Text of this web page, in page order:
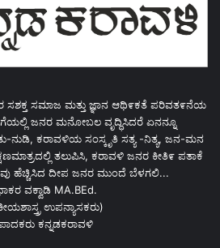
ಸಮಾಜ ಮತ್ತು ಜ್ಞಾನ ಆಥಿ೯ಕತೆ ಪರಿವತ೯ನೆಯ
ಜನರ ಮನೋಬಲ ವೃದ್ಧಿಸಿದರೆ ಏನನ್ನೂ
ನುಡಿ, ಕರಾವಳಿಯ ಸಂಸ್ಕೃತಿ ಸತ್ಯ -ನಿತ್ಯ, ಜನ-ಮನ
ತಲುಪಿಸಿ, ಕರಾವಳಿ ಜನರ ಕೀತಿ೯ ಪತಾಕೆ
ಹೆಚ್ಚಿಸಿದ ದೀಪ ಜನರ ಮುಂದೆ ಬೆಳಗಲಿ...
ವಕ್ವಾಡಿ MA.BEd.
ಉಪನ್ಯಾಸಕರು)
ಕನ್ನಡಕರಾವಳಿ